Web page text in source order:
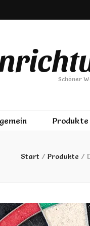
Schöner
Produkte
Start / Produkte /